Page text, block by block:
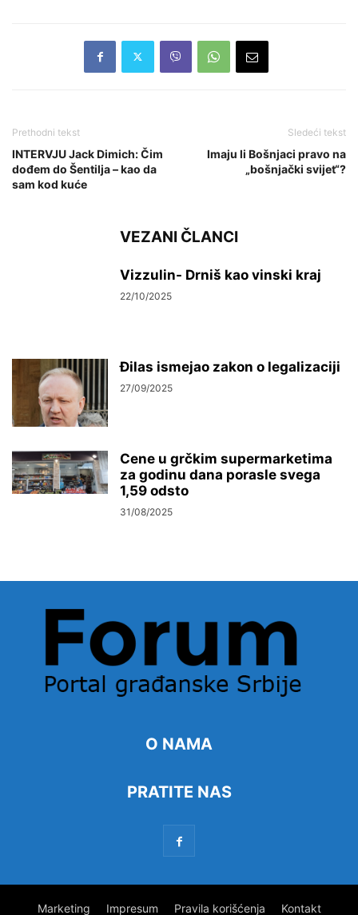
Prethodni tekst
INTERVJU Jack Dimich: Čim
dođem do Šentilja – kao da
sam kod kuće
Sledeći tekst
Imaju li Bošnjaci pravo na
„bošnjački svijet“?
VEZANI ČLANCI
Vizzulin- Drniš kao vinski kraj
22/10/2025
Đilas ismejao zakon o legalizaciji
27/09/2025
Cene u grčkim supermarketima
za godinu dana porasle svega
1,59 odsto
31/08/2025
O NAMA
PRATITE NAS
Marketing Impresum Pravila korišćenja Kontakt